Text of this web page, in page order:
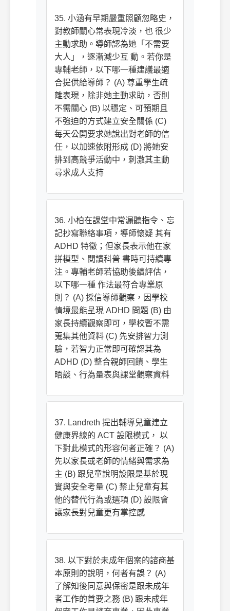
35. 小涵有早期嚴重照顧忽略史，
對教師關心常表現冷淡，也 很少
主動求助。導師認為她「不需要
大人」，逐漸減少互 動。若你是
專輔老師，以下哪一種建議最適
合提供給導師？ (A) 尊重學生疏
離表現，除非她主動求助，否則
不需關心 (B) 以穩定、可預期且
不強迫的方式建立安全關係 (C)
每天公開要求她說出對老師的信
任，以加速依附形成 (D) 將她安
排到高競爭活動中，刺激其主動
尋求成人支持
36. 小柏在課堂中常漏聽指令、忘
記抄寫聯絡事項，導師懷疑 其有
ADHD 特徵；但家長表示他在家
拼模型、閱讀科普 書時可持續專
注。專輔老師若協助後續評估，
以下哪一種 作法最符合專業原
則？ (A) 採信導師觀察，因學校
情境最能呈現 ADHD 問題 (B) 由
家長持續觀察即可，學校暫不需
蒐集其他資料 (C) 先安排智力測
驗，若智力正常即可確認其為
ADHD (D) 整合親師回饋、學生
晤談、行為量表與課堂觀察資料
37. Landreth 提出輔導兒童建立
健康界線的 ACT 設限模式， 以
下對此模式的形容何者正確？ (A)
先以家長或老師的情緒與需求為
主 (B) 跟兒童說明設限是基於現
實與安全考量 (C) 禁止兒童有其
他的替代行為或選項 (D) 設限會
讓家長對兒童更有掌控感
38. 以下對於未成年個案的諮商基
本原則的說明，何者有誤？ (A)
了解知後同意與保密是跟未成年
者工作的首要之務 (B) 跟未成年